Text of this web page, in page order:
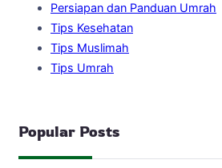
Persiapan dan Panduan Umrah
Tips Kesehatan
Tips Muslimah
Tips Umrah
Popular Posts